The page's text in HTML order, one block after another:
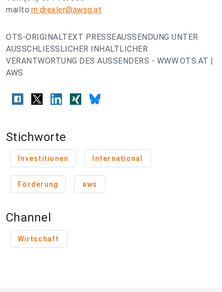
mailto:m.drexler@awsg.at
OTS-ORIGINALTEXT PRESSEAUSSENDUNG UNTER
AUSSCHLIESSLICHER INHALTLICHER
VERANTWORTUNG DES AUSSENDERS - WWW.OTS.AT |
AWS
Stichworte
Investitionen International
Förderung aws
Channel
Wirtschaft